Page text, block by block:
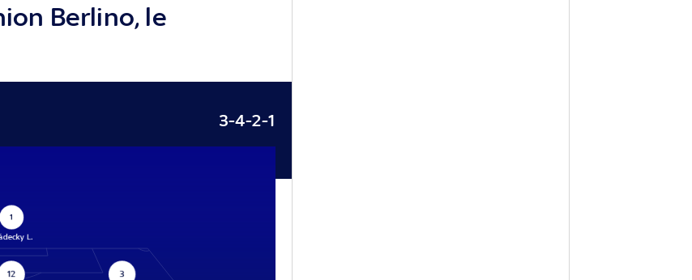
Berlino, le
3-4-2-1
1
L.
12 3